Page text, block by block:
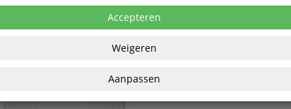
Accepteren
Weigeren
Aanpassen